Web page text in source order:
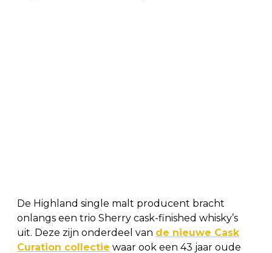
De Highland single malt producent bracht
onlangs een trio Sherry cask-finished whisky’s
uit. Deze zijn onderdeel van de nieuwe Cask
Curation collectie waar ook een 43 jaar oude